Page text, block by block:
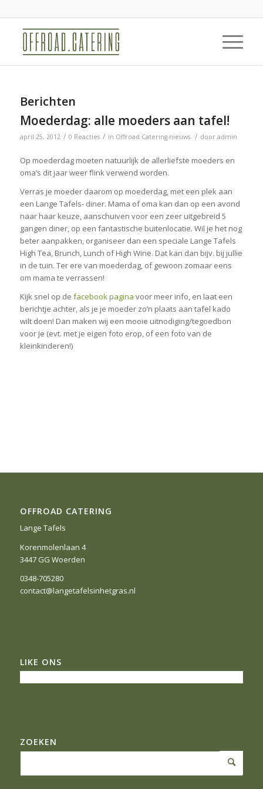
Berichten
Moederdag: alle moeders aan tafel!
april 25, 2012 / 0 Reacties / in Offroad Catering nieuws / door admin
Op moederdag moeten natuurlijk de allerliefste moeders en
oma’s dit jaar weer flink verwend worden.
Verras je moeder daarom op moederdag, met een plek aan
een Lange Tafels- diner. Mama of oma kan dan op een avond
naar haar keuze, aanschuiven voor een zeer uitgebreid 5
gangen diner, op een fantastische buitenlocatie. Wil je het nog
beter aanpakken, organiseer dan een speciale Lange Tafels
High Tea, Brunch, Lunch of High Wine. Dat kan dan bijv. bij jullie
in de tuin. Ter ere van moederdag, of gewoon zomaar eens
om mama te verrassen!
Kijk snel op de facebook pagina voor meer info, en laat een
berichtje achter, als je je moeder zo’n plaats aan tafel kado
wilt doen! Dan maken wij een mooie uitnodiging/tegoedbon
voor je (evt. met je eigen foto erop, of een foto van de
kleinkinderen!)
OFFROAD CATERING
Lange Tafels
Korenmolenlaan 4
3447 GG Woerden
0348-705280
contact@langetafelsinhetgras.nl
LIKE ONS
ZOEKEN